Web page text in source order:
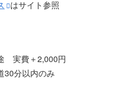
はサイト参照
実費＋2,000円
分以内のみ